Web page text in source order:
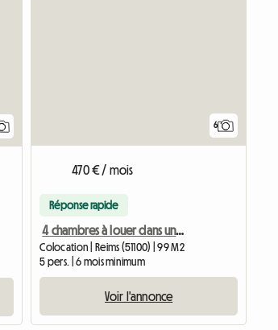
6
470 € / mois
Réponse rapide
4 chambres à louer dans une colocation de 5 personnes
Colocation | Reims (51100) | 99 M2
5 pers. | 6 mois minimum
Voir l'annonce